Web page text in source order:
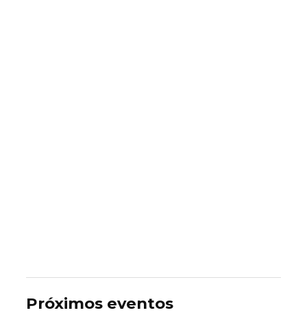
Próximos eventos